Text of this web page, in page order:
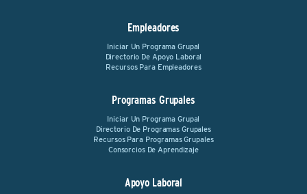
Empleadores
Iniciar Un Programa Grupal
Directorio De Apoyo Laboral
Recursos Para Empleadores
Programas Grupales
Iniciar Un Programa Grupal
Directorio De Programas Grupales
Recursos Para Programas Grupales
Consorcios De Aprendizaje
Apoyo Laboral